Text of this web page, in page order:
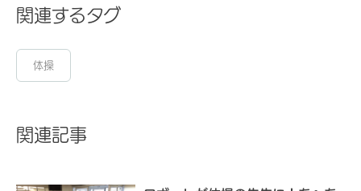
関連するタグ
体操
関連記事